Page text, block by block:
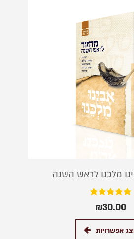
מלכנו לראש השנה
דורג
5.00
מתוך 5
₪30.00
אפשרויות